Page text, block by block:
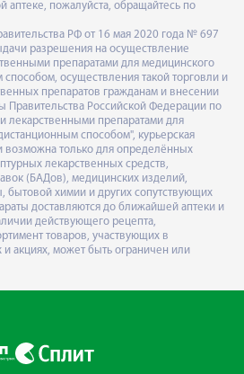
аптеке, пожалуйста, обращайтесь по
РФ от 16 мая 2020 года № 697
разрешения на осуществление
препаратами для медицинского
осуществления такой торговли и
препаратов гражданам и внесении
Правительства Российской Федерации по
лекарственными препаратами для
способом", курьерская
возможна только для определённых
лекарственных средств,
(БАДов), медицинских изделий,
бытовой химии и других сопутствующих
доставляются до ближайшей аптеки и
действующего рецепта,
товаров, участвующих в
акциях, может быть ограничен или